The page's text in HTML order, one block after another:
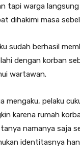
tapi warga
dihakimi masa
sudah berhasil
dengan korban
wartawan.
mengaku, pelaku
karena rumah
namanya saja
identitasnya